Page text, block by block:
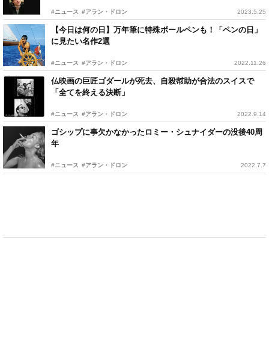
#ニュース #アラン・ドロン 2023.5.25
【今日は何の日】万年筆に特殊ボールペンも！「ペンの日」
に見たい名作2選
#ニュース #アラン・ドロン 2022.11.26
仏映画の巨匠ゴダールが死去、自殺幇助が合法のスイスで
「全てを終える決断」
#ニュース #アラン・ドロン 2022.9.14
ゴシップに事欠かなかったロミー・シュナイダーの没後40周
年
#ニュース #アラン・ドロン 2022.7.7